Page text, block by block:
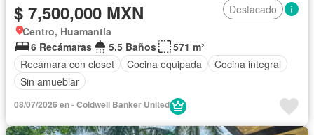
$ 7,500,000 MXN
Destacado
Centro, Huamantla
6 Recámaras
5.5 Baños
571 m²
Recámara con closet
Cocina equipada
Cocina integral
Sin amueblar
08/07/2026 en - Coldwell Banker United